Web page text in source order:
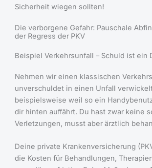
Sicherheit wiegen sollten!
Die verborgene Gefahr: Pauschale
der Regress der PKV
Beispiel Verkehrsunfall – Schuld ist ein
Nehmen wir einen klassischen
unverschuldet in einen Unfall
beispielsweise weil so ein
dir hinten auffährt. Du hast zwar keine
Verletzungen, musst aber ärztlich
Deine private Krankenversicherung
die Kosten für Behandlungen,